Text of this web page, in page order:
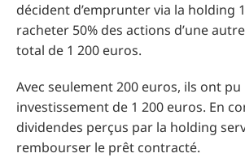
décident d’emprunter via la holding
racheter 50% des actions d’une
total de 1 200 euros.
Avec seulement 200 euros, ils ont pu
investissement de 1 200 euros. En
dividendes perçus par la holding
rembourser le prêt contracté.